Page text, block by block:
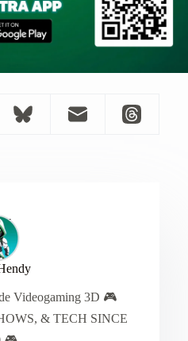
Videogaming 3D 🎮
& TECH SINCE